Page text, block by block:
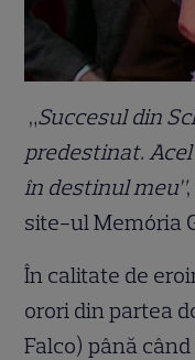
„Succesul din
predestinat.
în destinul meu”
site-ul Memória
În calitate de
orori din partea
Falco) până